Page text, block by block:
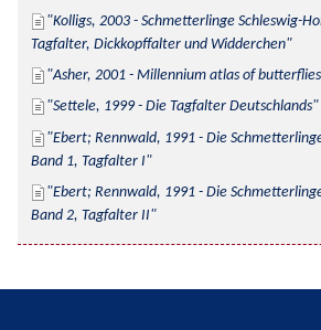
Kolligs, 2003 - Schmetterlinge Schleswig-
Tagfalter, Dickkopffalter und Widderchen
Asher, 2001 - Millennium atlas of
Settele, 1999 - Die Tagfalter Deutschlands
Ebert; Rennwald, 1991 - Die
Band 1, Tagfalter I
Ebert; Rennwald, 1991 - Die
Band 2, Tagfalter II